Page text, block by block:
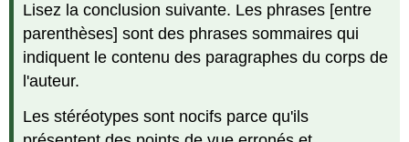
Lisez la conclusion suivante. Les phrases [entre
parenthèses] sont des phrases sommaires qui
indiquent le contenu des paragraphes du corps de
l'auteur.
Les stéréotypes sont nocifs parce qu'ils